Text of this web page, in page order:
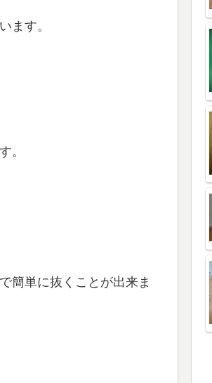
ます。
。
簡単に抜くことが出来ま